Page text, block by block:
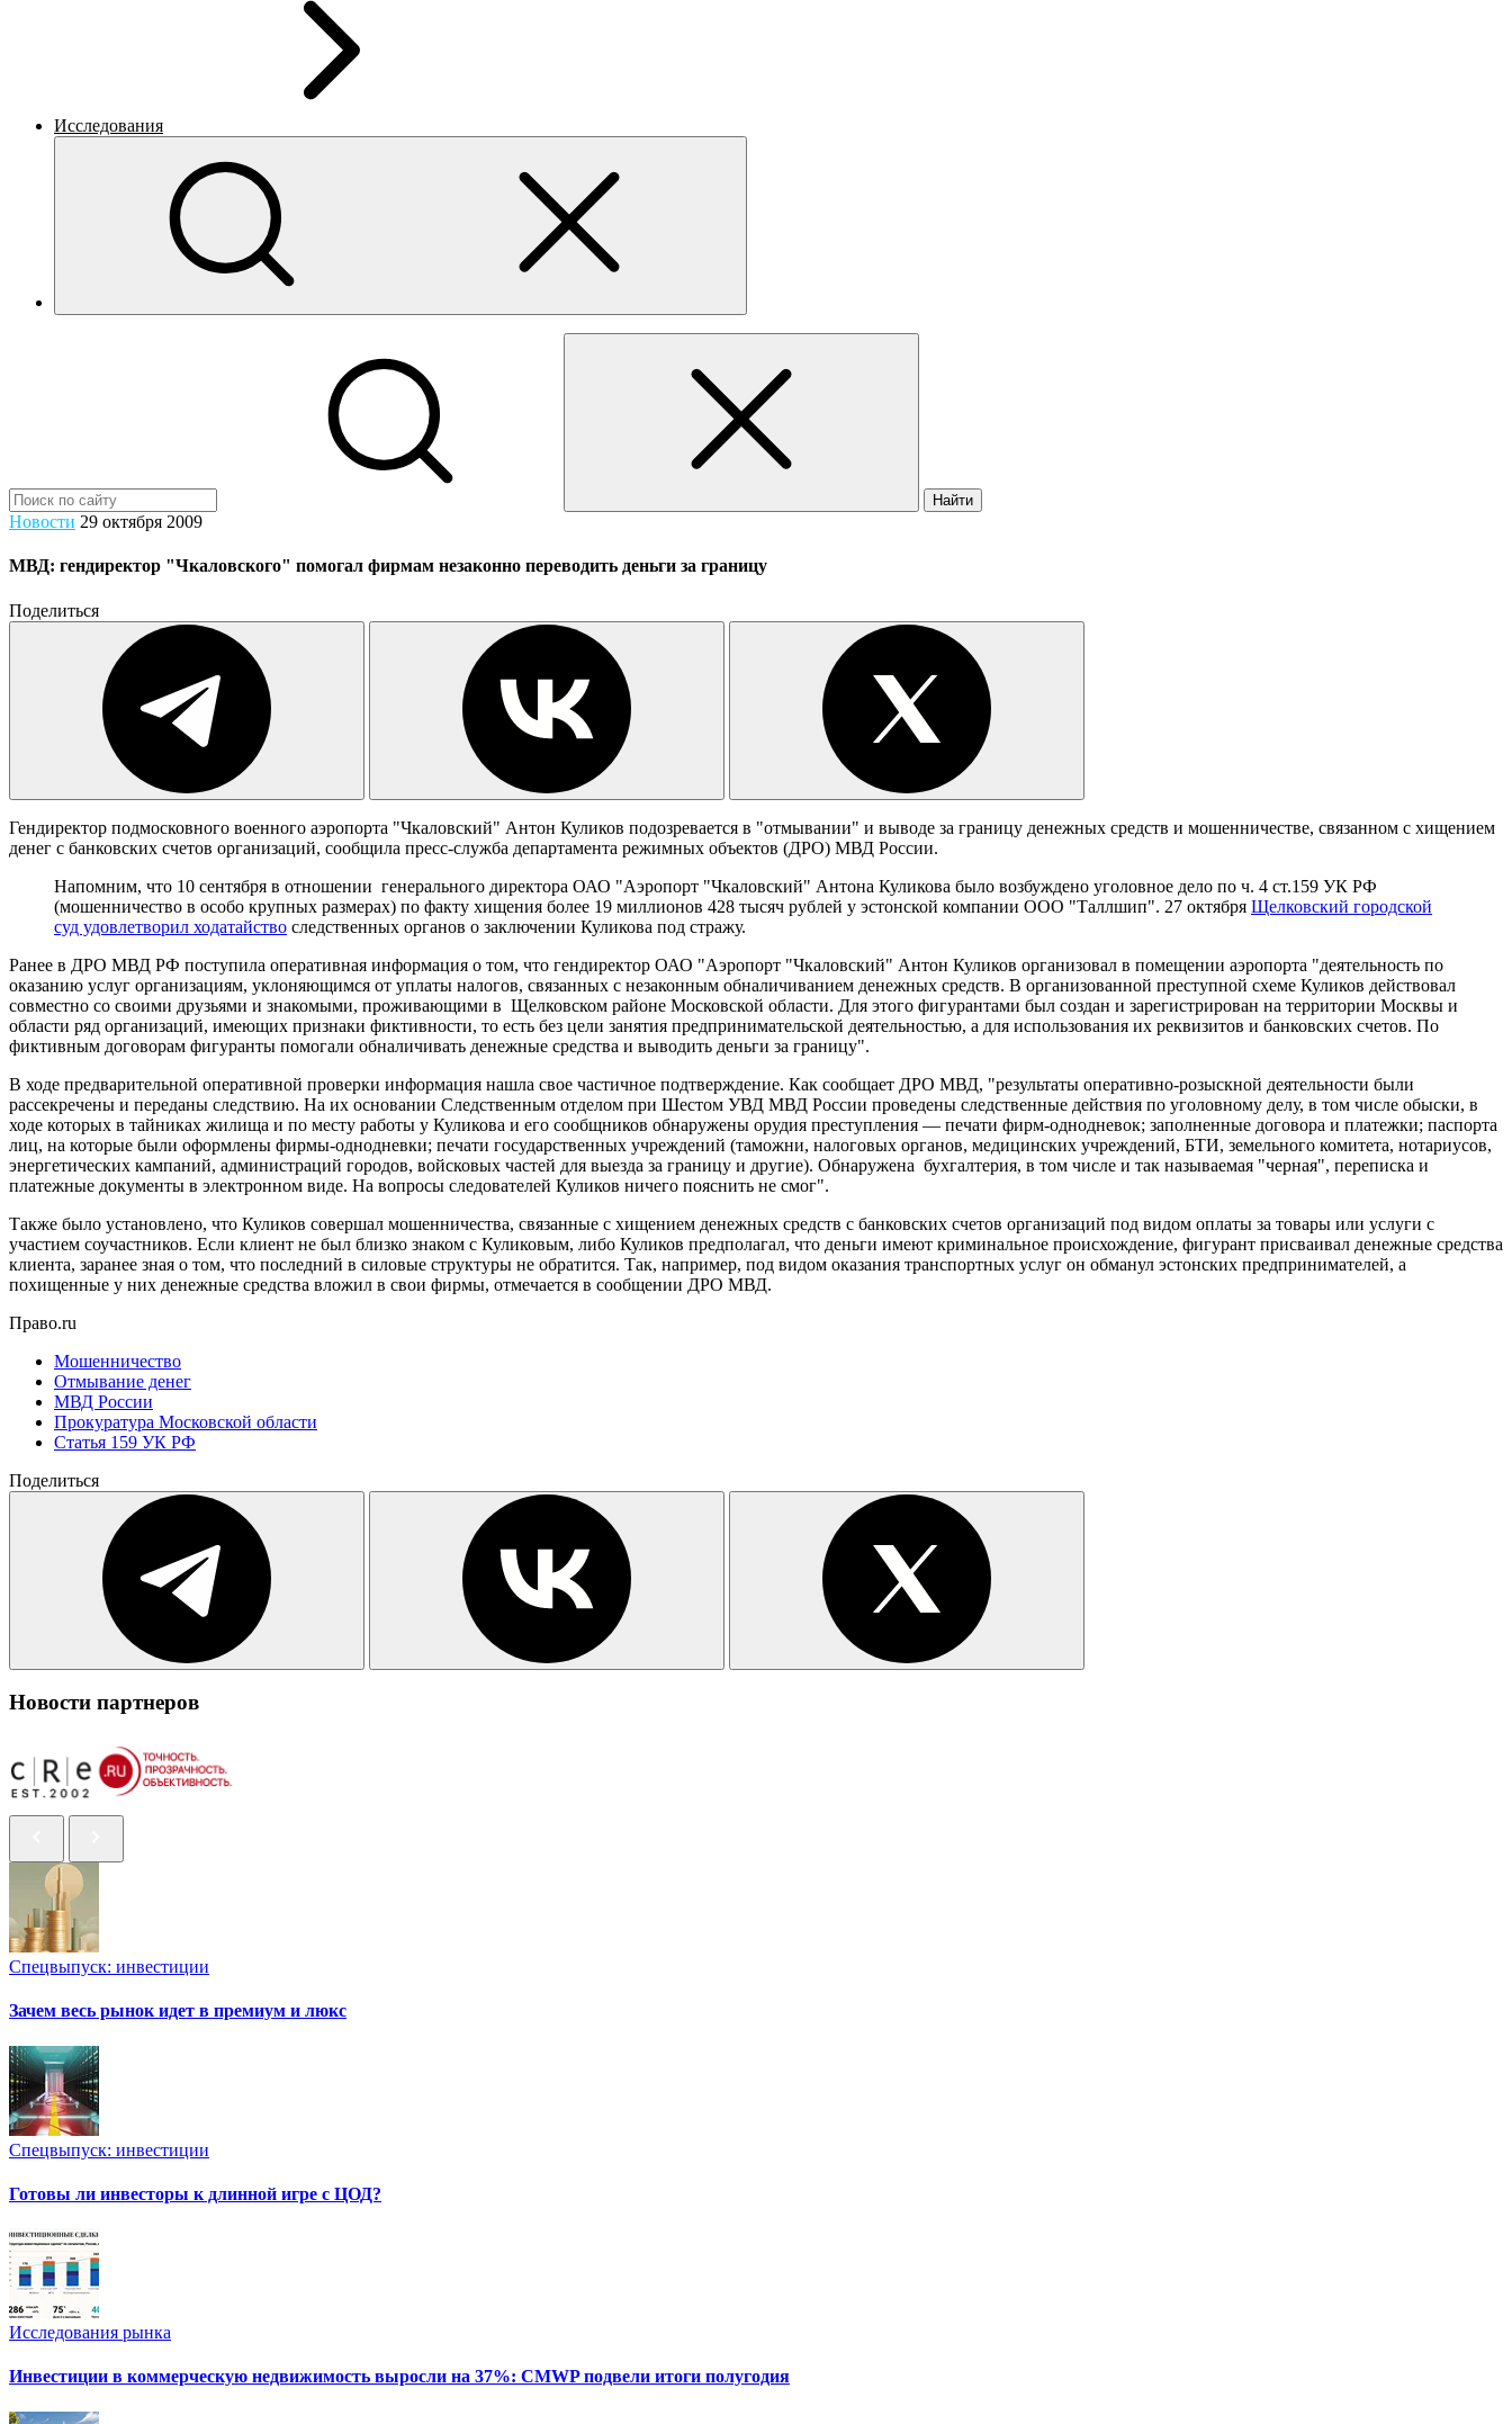
Исследования
Найти
Новости 29 октября 2009
МВД: гендиректор "Чкаловского" помогал фирмам незаконно переводить деньги за границу
Поделиться
Гендиректор подмосковного военного аэропорта "Чкаловский" Антон Куликов подозревается в "отмывании" и выводе за границу денежных средств и мошенничестве, связанном с хищением
денег с банковских счетов организаций, сообщила пресс-служба департамента режимных объектов (ДРО) МВД России.
Напомним, что 10 сентября в отношении генерального директора ОАО "Аэропорт "Чкаловский" Антона Куликова было возбуждено уголовное дело по ч. 4 ст.159 УК РФ
(мошенничество в особо крупных размерах) по факту хищения более 19 миллионов 428 тысяч рублей у эстонской компании ООО "Таллшип". 27 октября Щелковский городской
суд удовлетворил ходатайство следственных органов о заключении Куликова под стражу.
Ранее в ДРО МВД РФ поступила оперативная информация о том, что гендиректор ОАО "Аэропорт "Чкаловский" Антон Куликов организовал в помещении аэропорта "деятельность по
оказанию услуг организациям, уклоняющимся от уплаты налогов, связанных с незаконным обналичиванием денежных средств. В организованной преступной схеме Куликов действовал
совместно со своими друзьями и знакомыми, проживающими в Щелковском районе Московской области. Для этого фигурантами был создан и зарегистрирован на территории Москвы и
области ряд организаций, имеющих признаки фиктивности, то есть без цели занятия предпринимательской деятельностью, а для использования их реквизитов и банковских счетов. По
фиктивным договорам фигуранты помогали обналичивать денежные средства и выводить деньги за границу".
В ходе предварительной оперативной проверки информация нашла свое частичное подтверждение. Как сообщает ДРО МВД, "результаты оперативно-розыскной деятельности были
рассекречены и переданы следствию. На их основании Следственным отделом при Шестом УВД МВД России проведены следственные действия по уголовному делу, в том числе обыски, в
ходе которых в тайниках жилища и по месту работы у Куликова и его сообщников обнаружены орудия преступления — печати фирм-однодневок; заполненные договора и платежки; паспорта
лиц, на которые были оформлены фирмы-однодневки; печати государственных учреждений (таможни, налоговых органов, медицинских учреждений, БТИ, земельного комитета, нотариусов,
энергетических кампаний, администраций городов, войсковых частей для выезда за границу и другие). Обнаружена бухгалтерия, в том числе и так называемая "черная", переписка и
платежные документы в электронном виде. На вопросы следователей Куликов ничего пояснить не смог".
Также было установлено, что Куликов совершал мошенничества, связанные с хищением денежных средств с банковских счетов организаций под видом оплаты за товары или услуги с
участием соучастников. Если клиент не был близко знаком с Куликовым, либо Куликов предполагал, что деньги имеют криминальное происхождение, фигурант присваивал денежные средства
клиента, заранее зная о том, что последний в силовые структуры не обратится. Так, например, под видом оказания транспортных услуг он обманул эстонских предпринимателей, а
похищенные у них денежные средства вложил в свои фирмы, отмечается в сообщении ДРО МВД.
Право.ru
Мошенничество
Отмывание денег
МВД России
Прокуратура Московской области
Статья 159 УК РФ
Поделиться
Новости партнеров
Спецвыпуск: инвестиции
Зачем весь рынок идет в премиум и люкс
Спецвыпуск: инвестиции
Готовы ли инвесторы к длинной игре с ЦОД?
Исследования рынка
Инвестиции в коммерческую недвижимость выросли на 37%: CMWP подвели итоги полугодия